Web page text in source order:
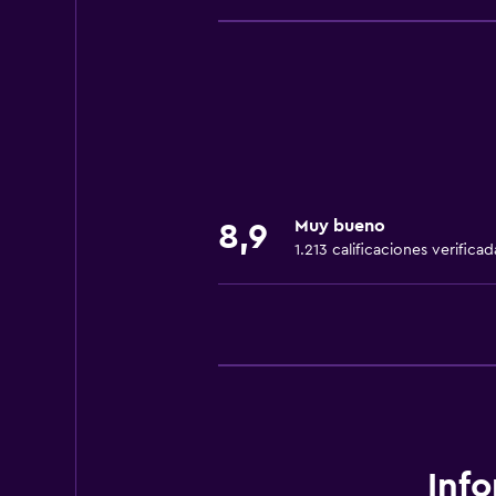
Wifi gratis
Ventilador
8,9 Muy bueno
1.213 calificaciones